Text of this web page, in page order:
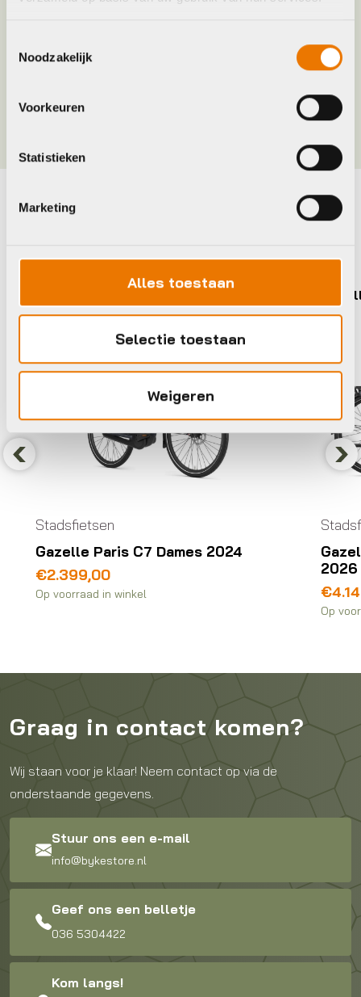
Noodzakelijk
Voorkeuren
Statistieken
Marketing
Alles toestaan
Selectie toestaan
Weigeren
Handvatbediening
Maak je fiets compleet
Previous
Stadsfietsen
Gazelle Paris C7 Dames 2024
€2.399,00
Op voorraad in winkel
2026
€
Op
Graag in contact komen?
Wij staan voor je klaar! Neem contact op via de
onderstaande gegevens.
Stuur ons een e-mail
info@bykestore.nl
Geef ons een belletje
036 5304422
Kom langs!